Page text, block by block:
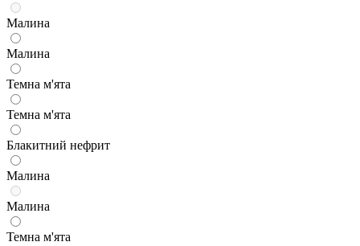
Малина
Малина
Темна м'ята
Темна м'ята
Блакитний нефрит
Малина
Малина
Темна м'ята